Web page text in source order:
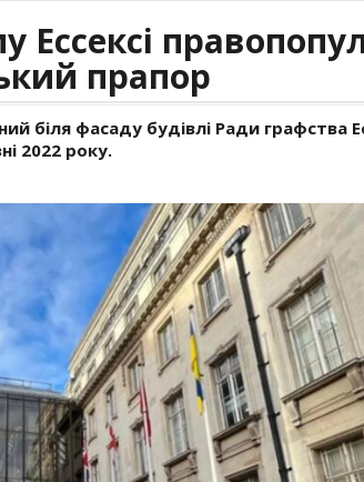
Ессексі
прапор
біля фасаду будівлі Ради графства
2022 року.